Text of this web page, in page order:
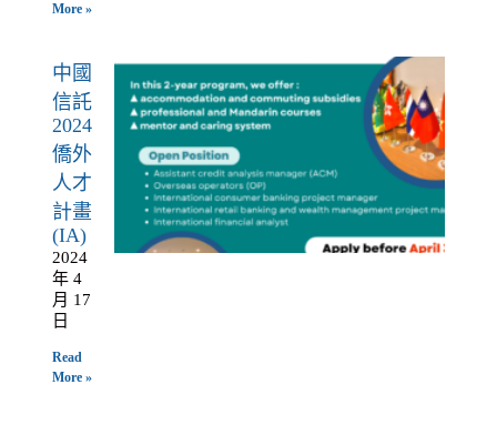
More »
中國
信託
2024
僑外
人才
計畫
(IA)
2024
年 4
月 17
日
Read
More »